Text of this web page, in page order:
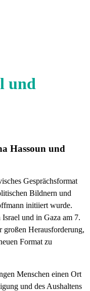
und
Hassoun und
Gesprächsformat
Bildnern und
initiiert wurde.
und in Gaza am 7.
großen Herausforderung,
Format zu
Menschen einen Ort
und des Aushaltens